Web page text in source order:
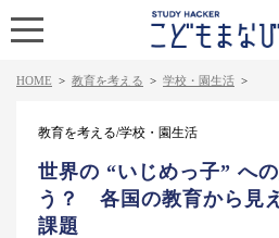
HOME > 教育を考える > 学校・園生活 >
教育を考える/学校・園生活
世界の “いじめっ子” へ
う？ 各国の教育から見
課題